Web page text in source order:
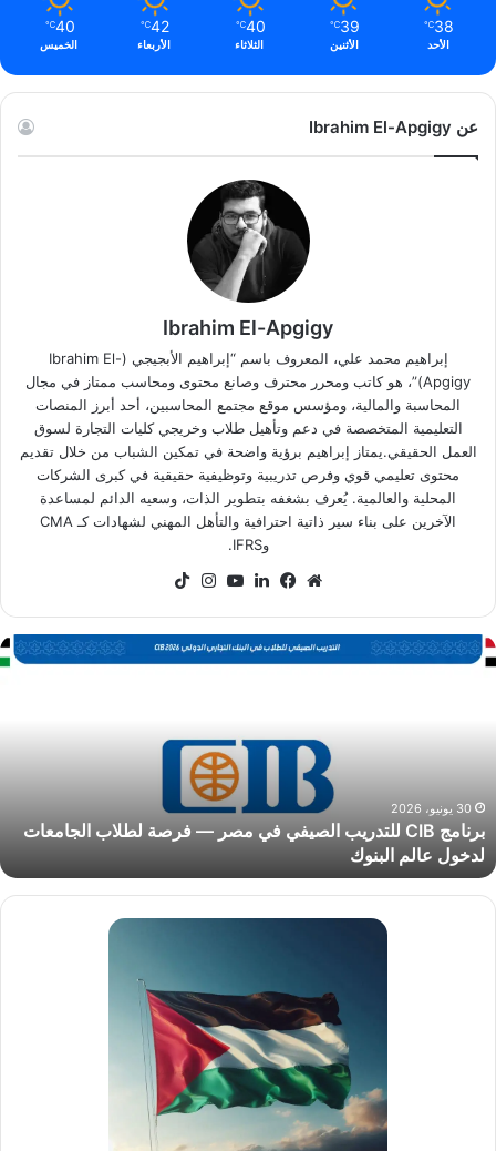
38
℃
الأحد
39
℃
الأثنين
40
℃
الثلاثاء
42
℃
الأربعاء
40
℃
الخميس
عن Ibrahim El-Apgigy
Ibrahim El-Apgigy
إبراهيم محمد علي، المعروف باسم “إبراهيم الأبجيجي (Ibrahim El-
Apgigy)”، هو كاتب ومحرر محترف وصانع محتوى ومحاسب ممتاز في مجال
المحاسبة والمالية، ومؤسس موقع مجتمع المحاسبين، أحد أبرز المنصات
التعليمية المتخصصة في دعم وتأهيل طلاب وخريجي كليات التجارة لسوق
العمل الحقيقي.يمتاز إبراهيم برؤية واضحة في تمكين الشباب من خلال تقديم
محتوى تعليمي قوي وفرص تدريبية وتوظيفية حقيقية في كبرى الشركات
المحلية والعالمية. يُعرف بشغفه بتطوير الذات، وسعيه الدائم لمساعدة
الآخرين على بناء سير ذاتية احترافية والتأهل المهني لشهادات كـ CMA
وIFRS.
موقعفيسبوكلينكدإن‫YouTube
انستقرام
برنامج
CIB
فرصة
لطلاب
الجامعات
لدخول
عالم
30 يونيو، 2026
برنامج CIB للتدريب الصيفي في مصر — فرصة لطلاب الجامعات
لدخول عالم البنوك